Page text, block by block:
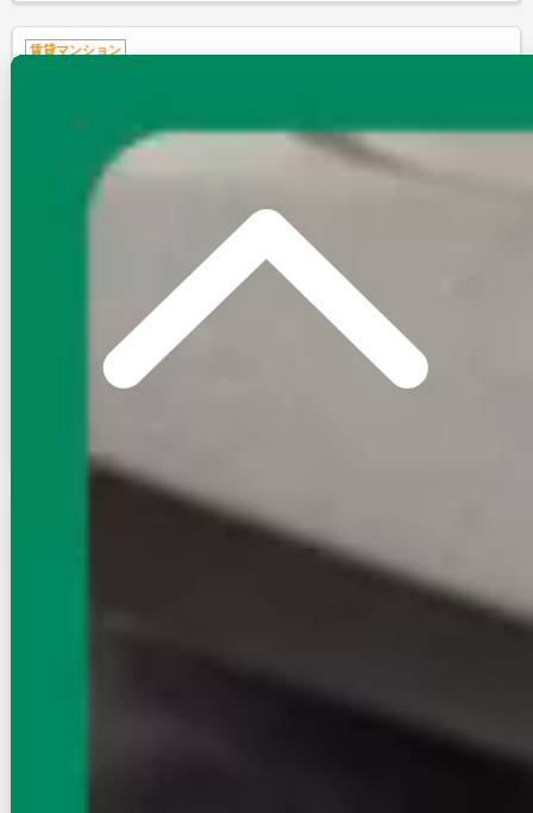
賃貸マンション
高崎線/熊谷駅 バス:13分:停歩5分
埼玉県熊谷市下恩田
画像 : 24枚
初期費用クレジット払い可（※条件要確認）
即入居
写真充実
万円
管理費等：2,000円
敷